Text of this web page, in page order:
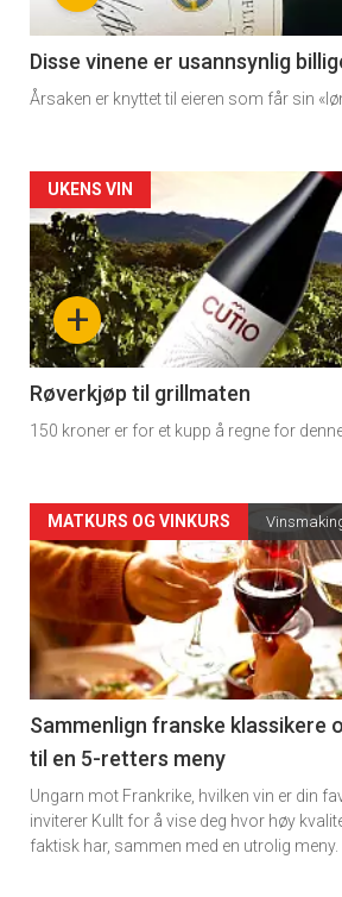
3
Disse vinene er usannsynlig
Årsaken er knyttet til eieren som får sin
Forsiden
akkurat
nå
-
4
+
UKENS VIN
Røverkjøp til grillmaten
150 kroner er for et kupp å regne for
Forsiden
akkurat
nå
-
5
MATKURS OG VINKURS
Sammenlign franske klassikere
til en 5-retters meny
Ungarn mot Frankrike, hvilken vin er din
inviterer Kullt for å vise deg hvor høy
faktisk har, sammen med en utrolig meny.